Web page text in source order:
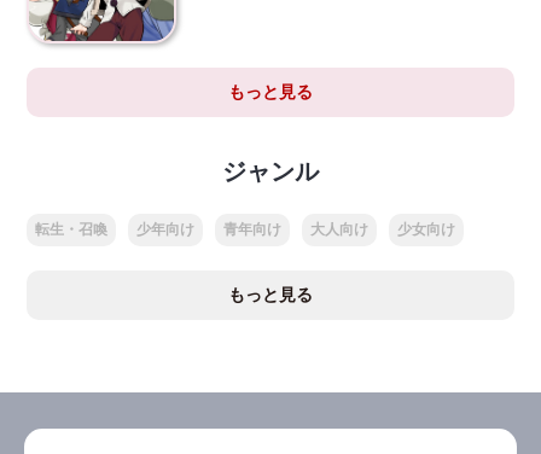
もっと見る
ジャンル
転生・召喚 少年向け 青年向け 大人向け 少女向け
もっと見る